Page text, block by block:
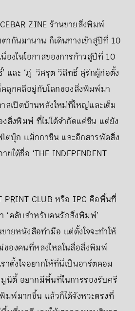
ZINE ร้านขายสิ่งพิมพ์
ากันมานาน ก็เดินทางเข้าสู่ปีที่ 10
องในโอกาสของการก้าวสู่ปีที่ 10
และ ‘ภู่–วิศรุต วิสิทธิ์ คู่รักผู้ก่อตั้ง
คลุกคลีอยู่กับโลกของสิ่งพิมพ์มา
สเปิดบ้านหลังใหม่ที่ใหญ่และเต็ม
งสิ่งพิมพ์ ที่ไม่ได้จำกัดแค่ซีน แต่ยัง
โตบุ๊ก แม็กกาซีน และอีกสารพัดสิ่ง
ใต้ชื่อ ‘THE INDEPENDENT
PRINT CLUB หรือ IPC คือพื้นที่
‘คลับสำหรับคนรักสิ่งพิมพ์’
ายหนังสือทำมือ แต่ตั้งใจจะทำให้
ของคนที่หลงใหลในสื่อสิ่งพิมพ์
าตั้งใจอยากให้ที่นี่เป็นอาร์ตคอม
ตี้ อยากมีพื้นที่ในการรองรับครี
มพ์มากขึ้น แล้วก็ได้จังหวะตรงที่